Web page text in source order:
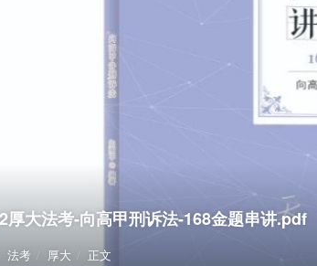
大法考-向高甲刑诉法-168金题串讲.pdf
法考 厚大 正文